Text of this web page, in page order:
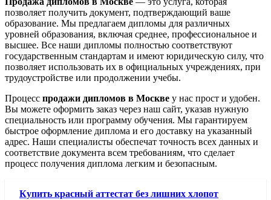
позволяет получить документ, подтверждающий ваше
образование. Мы предлагаем дипломы для различных
уровней образования, включая среднее, профессиональное и
высшее. Все наши дипломы полностью соответствуют
государственным стандартам и имеют юридическую силу, что
позволяет использовать их в официальных учреждениях, при
трудоустройстве или продолжении учебы.
Процесс продажи дипломов в Москве у нас прост и удобен.
Вы можете оформить заказ через наш сайт, указав нужную
специальность или программу обучения. Мы гарантируем
быстрое оформление диплома и его доставку на указанный
адрес. Наши специалисты обеспечат точность всех данных и
соответствие документа всем требованиям, что сделает
процесс получения диплома легким и безопасным.
Купить красный аттестат без лишних хлопот